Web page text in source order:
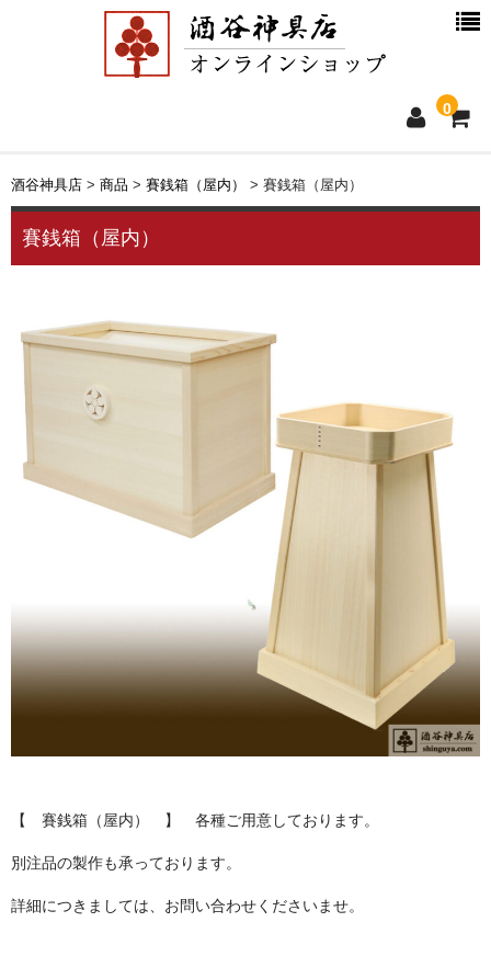
0
ホーム
お買物ガイド
お問い合わせ
ユーザーログイン
お買物かご
酒谷神具店 > 商品 > 賽銭箱（屋内） > 賽銭箱（屋内）
賽銭箱（屋内）
【 賽銭箱（屋内） 】 各種ご用意しております。
別注品の製作も承っております。
詳細につきましては、お問い合わせくださいませ。